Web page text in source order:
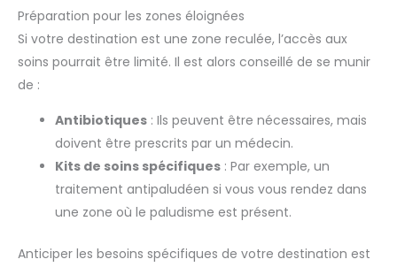
Préparation pour les zones éloignées
Si votre destination est une zone reculée, l’accès aux
soins pourrait être limité. Il est alors conseillé de se munir
de :
Antibiotiques : Ils peuvent être nécessaires, mais
doivent être prescrits par un médecin.
Kits de soins spécifiques : Par exemple, un
traitement antipaludéen si vous vous rendez dans
une zone où le paludisme est présent.
Anticiper les besoins spécifiques de votre destination est